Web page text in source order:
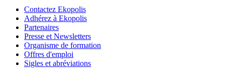
Contactez Ekopolis
Adhérez à Ekopolis
Partenaires
Presse et Newsletters
Organisme de formation
Offres d'emploi
Sigles et abréviations